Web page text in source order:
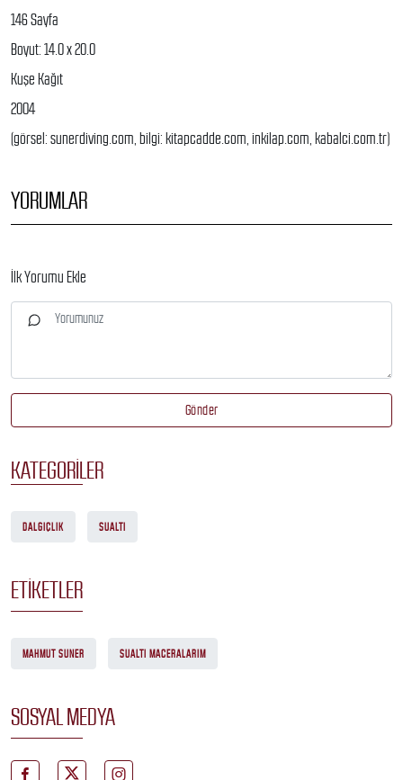
146 Sayfa
Boyut: 14.0 x 20.0
Kuşe Kağıt
2004
(görsel: sunerdiving.com, bilgi: kitapcadde.com, inkilap.com, kabalci.com.tr)
YORUMLAR
İlk Yorumu Ekle
Gönder
KATEGORILER
DALGIÇLIK SUALTI
ETIKETLER
MAHMUT SUNER SUALTI MACERALARIM
SOSYAL MEDYA